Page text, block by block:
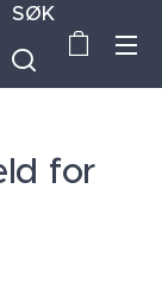
SØK
for